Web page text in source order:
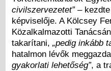
civilszervezetet”– kezdte
képviselője. A Kölcsey
Közalkalmazotti
takarítani, „pedig inkább
hatalmon lévők
gyakorlati lehetőség”, a